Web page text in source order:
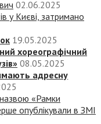
02.06.2025
у Києві, затримано
19.05.2025
хореографічний
08.05.2025
адресну
«‎Рамки
опублікували в ЗМІ